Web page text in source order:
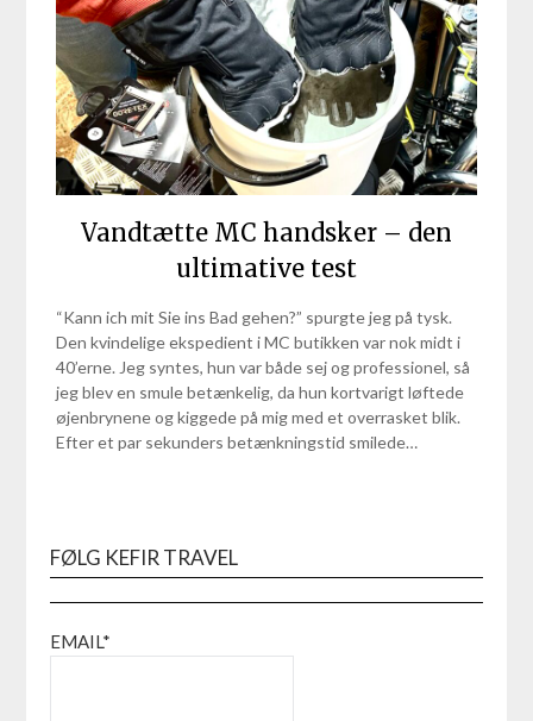
Vandtætte MC handsker – den
ultimative test
“Kann ich mit Sie ins Bad gehen?” spurgte jeg på tysk.
Den kvindelige ekspedient i MC butikken var nok midt i
40’erne. Jeg syntes, hun var både sej og professionel, så
jeg blev en smule betænkelig, da hun kortvarigt løftede
øjenbrynene og kiggede på mig med et overrasket blik.
Efter et par sekunders betænkningstid smilede…
FØLG KEFIR TRAVEL
EMAIL*